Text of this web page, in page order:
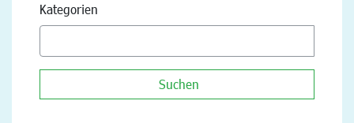
Kategorien
Suchen